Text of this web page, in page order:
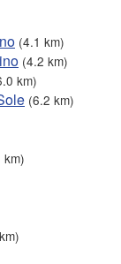
(4.1 km)
(4.2 km)
km)
(6.2 km)
km)